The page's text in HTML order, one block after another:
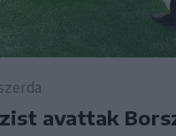
avattak